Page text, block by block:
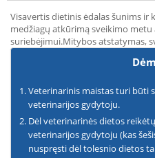
Visavertis dietinis ėdalas šunims
medžiagų atkūrimą sveikimo metu
suriebėjimui.Mitybos atstatymas,
Veterinarinis maistas turi būti
veterinarijos gydytoju.
Dėl veterinarinės dietos
veterinarijos gydytoju (kas
nuspręsti dėl tolesnio dietos